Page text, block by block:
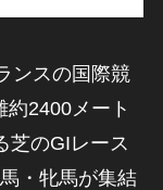
ンスの国際競
2400メート
芝のGIレース
・牝馬が集結